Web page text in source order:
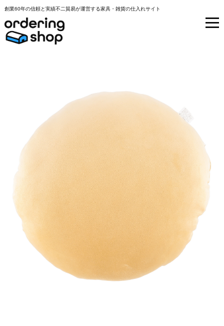
創業60年の信頼と実績不二貿易が運営する家具・雑貨の仕入れサイト